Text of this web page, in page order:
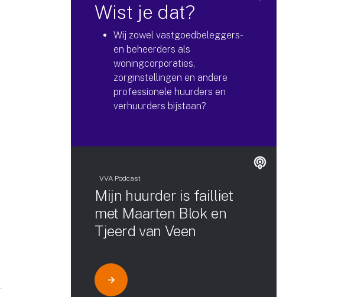
Wist je dat?
Wij zowel vastgoedbeleggers-
en beheerders als
woningcorporaties,
zorginstellingen en andere
professionele huurders en
verhuurders bijstaan?
VVA Podcast
Mijn huurder is failliet
met Maarten Blok en
Tjeerd van Veen